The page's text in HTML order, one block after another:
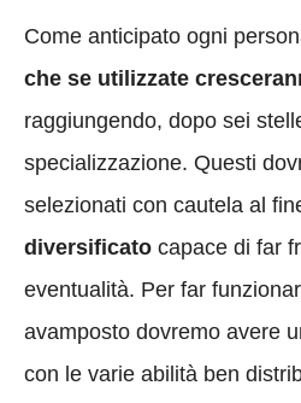
Come anticipato ogni
che se utilizzate
raggiungendo, dopo sei
specializzazione. Questi
selezionati con cautela al
diversificato capace di far
eventualità. Per far
avamposto dovremo avere
con le varie abilità ben